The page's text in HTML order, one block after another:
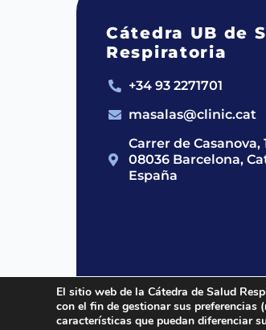
Cátedra UB de
Respiratoria
+34 93 2271701
masalas@clinic.cat
Carrer de Casanova,
08036 Barcelona,
España
2024 © Cátedra UB de
El sitio web de la Cátedra de Salud
con el fin de gestionar sus preferencias
características que puedan diferenciar